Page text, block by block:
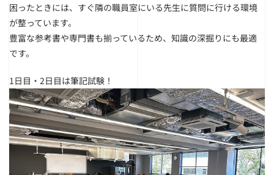
困ったときには、すぐ隣の職員室にいる先生に質問に行ける環境
が整っています。
豊富な参考書や専門書も揃っているため、知識の深掘りにも最適
です。
1日目・2日目は筆記試験！